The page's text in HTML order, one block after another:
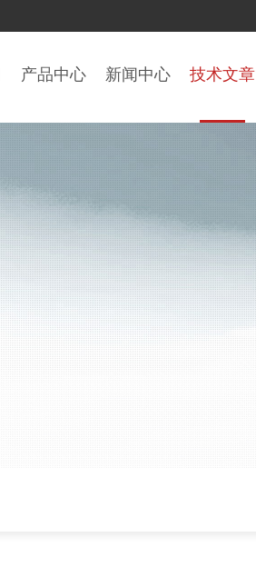
产品中心 新闻中心 技术文章